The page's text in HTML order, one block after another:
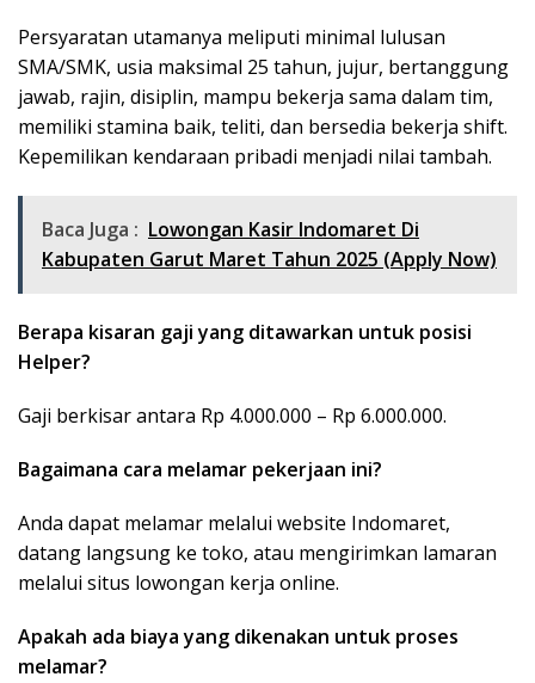
Persyaratan utamanya meliputi minimal lulusan
SMA/SMK, usia maksimal 25 tahun, jujur, bertanggung
jawab, rajin, disiplin, mampu bekerja sama dalam tim,
memiliki stamina baik, teliti, dan bersedia bekerja shift.
Kepemilikan kendaraan pribadi menjadi nilai tambah.
Baca Juga : Lowongan Kasir Indomaret Di
Kabupaten Garut Maret Tahun 2025 (Apply Now)
Berapa kisaran gaji yang ditawarkan untuk posisi
Helper?
Gaji berkisar antara Rp 4.000.000 – Rp 6.000.000.
Bagaimana cara melamar pekerjaan ini?
Anda dapat melamar melalui website Indomaret,
datang langsung ke toko, atau mengirimkan lamaran
melalui situs lowongan kerja online.
Apakah ada biaya yang dikenakan untuk proses
melamar?